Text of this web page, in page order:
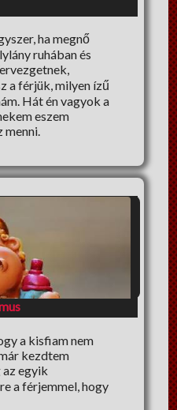
ha megnő
ruhában és
a férjük, milyen ízű
Hát én vagyok a
eszem
menni.
a kisfiam nem
kezdtem
egyik
a férjemmel, hogy